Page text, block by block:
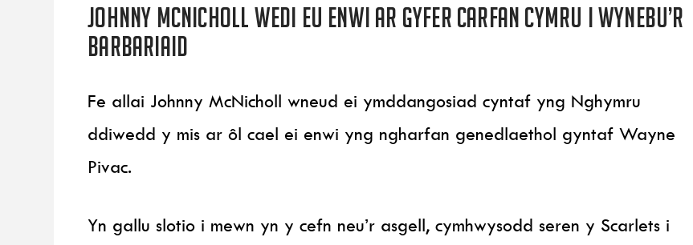
Johnny McNicholl wedi eu enwi ar gyfer carfan Cymru i wynebu’r
Barbariaid
Fe allai Johnny McNicholl wneud ei ymddangosiad cyntaf yng Nghymru
ddiwedd y mis ar ôl cael ei enwi yng ngharfan genedlaethol gyntaf Wayne
Pivac.
Yn gallu slotio i mewn yn y cefn neu’r asgell, cymhwysodd seren y Scarlets i